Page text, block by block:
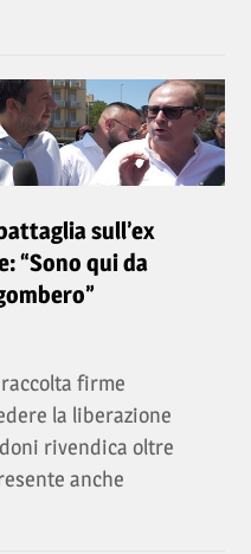
sull’ex
“Sono qui da
firme
la liberazione
rivendica oltre
anche